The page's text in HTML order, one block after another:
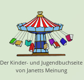
Der Kinder- und Jugendbuchseite
von Janetts Meinung